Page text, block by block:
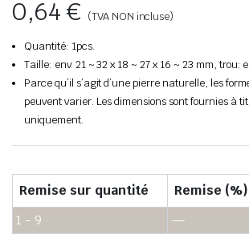
0,64€ (TVA NON incluse)
Quantité: 1pcs.
Taille: env. 21 ~ 32 x 18 ~ 27 x 16 ~ 23 mm, trou:
Parce qu’il s’agit d’une pierre naturelle, les
peuvent varier. Les dimensions sont fournies à
uniquement.
Remise sur quantité Remise (%)
1 - 9
—